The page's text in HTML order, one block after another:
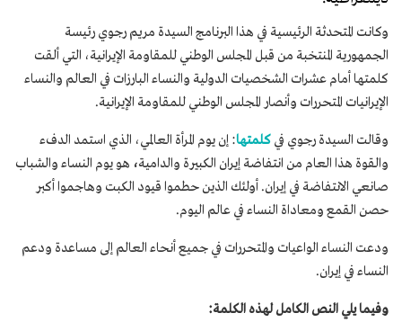
وكانت المتحدثة الرئيسية في هذا البرنامج السيدة مريم رجوي رئيسة
الجمهورية المنتخبة من قبل المجلس الوطني للمقاومة الإيرانية، التي ألقت
كلمتها أمام عشرات الشخصيات الدولية والنساء البارزات في العالم والنساء
الإيرانيات المتحررات وأنصار المجلس الوطني للمقاومة الإيرانية.
وقالت السيدة رجوي في كلمتها: إن يوم المرأة العالمي، الذي استمد الدفء
والقوة هذا العام من انتفاضة إيران الكبيرة والدامية، هو يوم النساء والشباب
صانعي الانتفاضة في إيران. أولئك الذين حطموا قيود الكبت وهاجموا أكبر
حصن القمع ومعاداة النساء في عالم اليوم.
ودعت النساء الواعيات والمتحررات في جميع أنحاء العالم إلى مساعدة ودعم
النساء في إيران.
وفيما يلي النص الكامل لهذه الكلمة: